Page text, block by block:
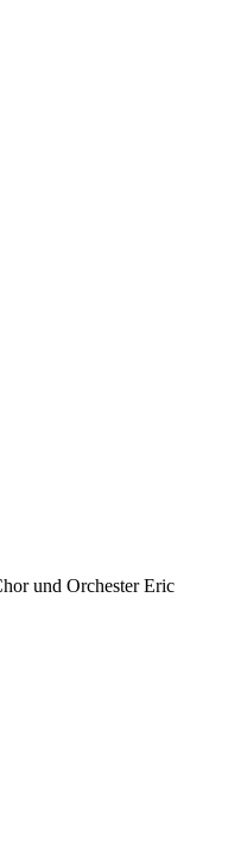
und Orchester Eric